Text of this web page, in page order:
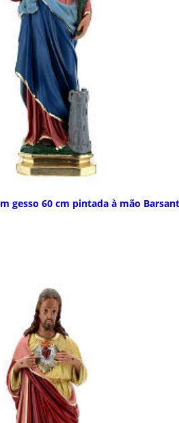
gesso 60 cm pintada à mão